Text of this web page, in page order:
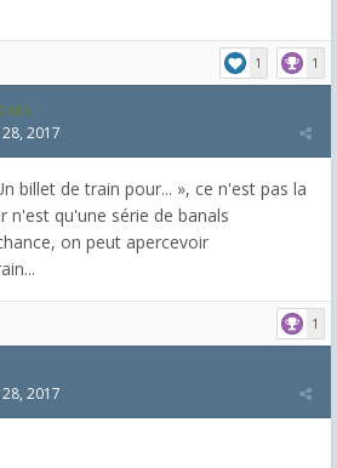
1 1
681
2017
billet de train pour... », ce n'est pas la
n'est qu'une série de banals
on peut apercevoir
1
2017